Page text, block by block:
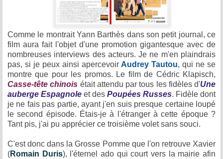
Comme le montrait Yann Barthès dans son petit journal, ce
film aura fait l'objet d'une promotion gigantesque avec de
nombreuses interviews des acteurs. Je ne m'en plaindrais
pas, si je peux ainsi apercevoirAudrey Tautou, qui ne se
montre que pour les promos. Le film de Cédric Klapisch,
Casse-tête chinois était attendu par tous les fidèles d'Une
auberge Espagnole et des Poupées Russes. Fidèle dont
je ne fais pas partie, ayant j'en suis presque certaine loupé
le second épisode. Étais-je à l'étranger à cette époque ?
Tant pis, j'ai pu apprécier ce troisième volet sans souci.
C'est donc dans la Grosse Pomme que l'on retrouve Xavier
(Romain Duris), l'éternel ado qui court vers la mairie afin